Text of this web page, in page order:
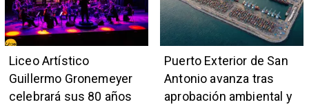
Liceo Artístico
Guillermo Gronemeyer
celebrará sus 80 años
Puerto Exterior de San
Antonio avanza tras
aprobación ambiental y